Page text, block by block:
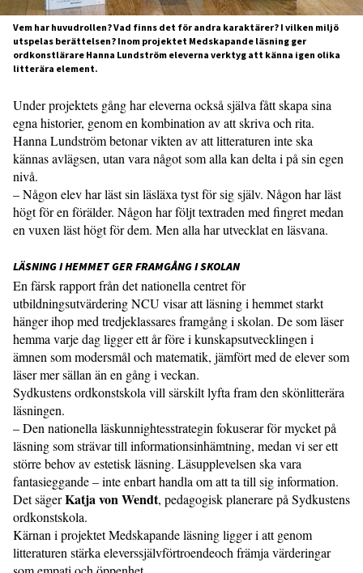
Vem har huvudrollen? Vad finns det för andra karaktärer? I vilken miljö
utspelas berättelsen? Inom projektet Medskapande läsning ger
ordkonstlärare Hanna Lundström eleverna verktyg att känna igen olika
litterära element.
Under projektets gång har eleverna också själva fått skapa sina
egna historier, genom en kombination av att skriva och rita.
Hanna Lundström betonar vikten av att litteraturen inte ska
kännas avlägsen, utan vara något som alla kan delta i på sin egen
nivå.
– Någon elev har läst sin läsläxa tyst för sig själv. Någon har läst
högt för en förälder. Någon har följt textraden med fingret medan
en vuxen läst högt för dem. Men alla har utvecklat en läsvana.
LÄSNING I HEMMET GER FRAMGÅNG I SKOLAN
En färsk rapport från det nationella centret för
utbildningsutvärdering NCU visar att läsning i hemmet starkt
hänger ihop med tredjeklassares framgång i skolan. De som läser
hemma varje dag ligger ett år före i kunskapsutvecklingen i
ämnen som modersmål och matematik, jämfört med de elever som
läser mer sällan än en gång i veckan.
Sydkustens ordkonstskola vill särskilt lyfta fram den skönlitterära
läsningen.
– Den nationella läskunnightesstrategin fokuserar för mycket på
läsning som strävar till informationsinhämtning, medan vi ser ett
större behov av estetisk läsning. Läsupplevelsen ska vara
fantasieggande – inte enbart handla om att ta till sig information.
Det sägerKatja von Wendt, pedagogisk planerare på Sydkustens
ordkonstskola.
Kärnan i projektet Medskapande läsning ligger i att genom
litteraturen stärka eleverssjälvförtroendeoch främja värderingar